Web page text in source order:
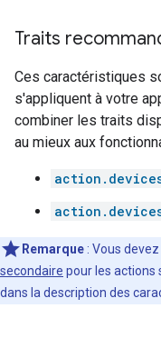
Traits
Ces caractéristiques
s'appliquent à votre
combiner les traits
au mieux aux
Remarque : Vous
secondaire pour les actions
dans la description des